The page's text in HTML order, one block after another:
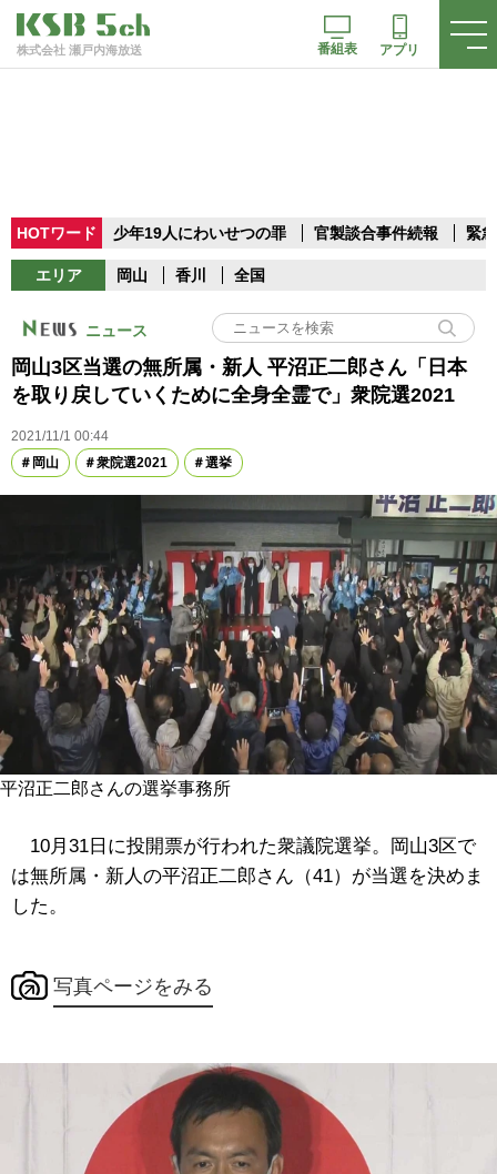
株式会社 瀬戸内海放送 番組表 アプリ
HOTワード 少年19人にわいせつの罪 官製談合事件続報 緊
エリア 岡山 香川 全国
ニュース
岡山3区当選の無所属・新人 平沼正二郎さん「日本
を取り戻していくために全身全霊で」衆院選2021
2021/11/1 00:44
岡山
衆院選2021 選挙
平沼正二郎さんの選挙事務所
10月31日に投開票が行われた衆議院選挙。岡山3区で
は無所属・新人の平沼正二郎さん（41）が当選を決めま
した。
写真ページをみる